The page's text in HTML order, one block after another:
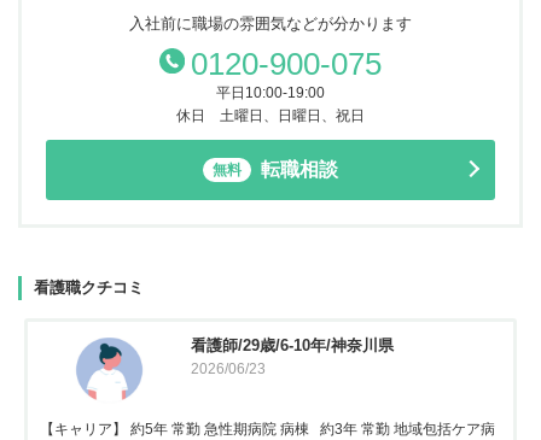
入社前に職場の雰囲気などが分かります
0120-900-075
平日10:00-19:00
休日 土曜日、日曜日、祝日
無料 転職相談
看護職クチコミ
看護師/29歳/6-10年/神奈川県
2026/06/23
【キャリア】 約5年 常勤 急性期病院 病棟 約3年 常勤 地域包括ケア病